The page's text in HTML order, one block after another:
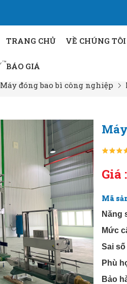
TRANG CHỦ VỀ CHÚNG TÔI
BÁO GIÁ
Máy đóng bao bì công nghiệp
Giá
Mã
Năng
Mức
Sai
Phù
Bảo